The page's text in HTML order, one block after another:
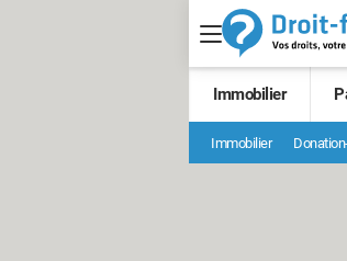
Immobilier
Immobilier